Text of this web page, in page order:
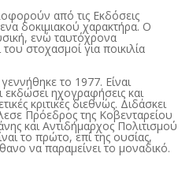
από τις Εκδόσεις
δοκιμιακού χαρακτήρα. Ο
ενώ ταυτόχρονα
στοχασμοί για ποικιλία
το 1977. Είναι
εκδώσει ηχογραφήσεις και
κριτικές διεθνώς. Διδάσκει
Πρόεδρος της Κοβενταρείου
και Αντιδήμαρχος Πολιτισμού
το πρώτο, επί της ουσίας,
να παραμείνει το μοναδικό.